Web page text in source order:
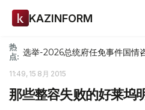
KAZINFORM
热
点: 选举-2026总统府任免事件国情
11:49, 15 8月 2015
那些整容失败的好莱坞